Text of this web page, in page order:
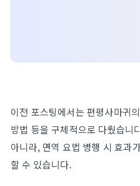
이전 포스팅에서는 편평사마귀
방법 등을 구체적으로 다뤘습니
아니라, 면역 요법 병행 시 효과
할 수 있습니다.